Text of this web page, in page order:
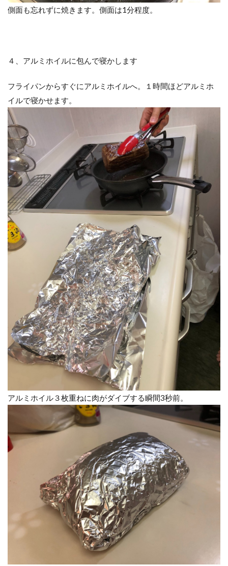
側面も忘れずに焼きます。側面は1分程度。
４、アルミホイルに包んで寝かします
フライパンからすぐにアルミホイルへ。１時間ほどアルミホ
イルで寝かせます。
アルミホイル３枚重ねに肉がダイブする瞬間3秒前。